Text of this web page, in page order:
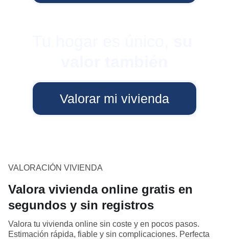
Valorar mi vivienda
VALORACIÓN VIVIENDA
Valora vivienda online gratis en
segundos y sin registros
Valora tu vivienda online sin coste y en pocos pasos.
Estimación rápida, fiable y sin complicaciones. Perfecta